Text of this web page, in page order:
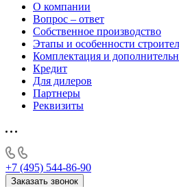
О компании
Вопрос – ответ
Собственное производство
Этапы и особенности
Комплектация и
Кредит
Для дилеров
Партнеры
Реквизиты
+7 (495) 544-86-90
Заказать звонок